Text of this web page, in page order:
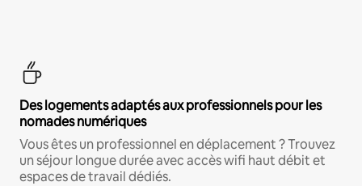
Des logements adaptés aux professionnels pour les
nomades numériques
Vous êtes un professionnel en déplacement ? Trouvez
un séjour longue durée avec accès wifi haut débit et
espaces de travail dédiés.